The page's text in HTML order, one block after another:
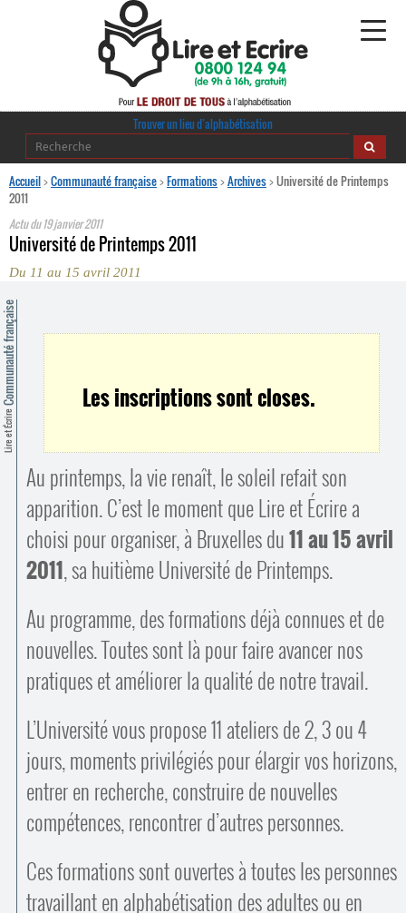
Alphabétisation
Bienvenue en Belgique
Contacts
Trouver un lieu d’alphabétisation
Trouver un lieu d’alphabétisation
Accueil>Communauté française>Formations>Archives>Université de Printemps
2011
Actu du19 janvier 2011
Université de Printemps 2011
Du 11 au 15 avril 2011
Lire et Écrire
Communauté française Les inscriptions sont closes.
Au printemps, la vie renaît, le soleil refait son
apparition. C’est le moment que Lire et Écrire a
choisi pour organiser, à Bruxelles du11 au 15 avril
2011, sa huitième Université de Printemps.
Au programme, des formations déjà connues et de
nouvelles. Toutes sont là pour faire avancer nos
pratiques et améliorer la qualité de notre travail.
L’Université vous propose 11 ateliers de 2, 3 ou 4
jours, moments privilégiés pour élargir vos horizons,
entrer en recherche, construire de nouvelles
compétences, rencontrer d’autres personnes.
Ces formations sont ouvertes à toutes les personnes
travaillant en alphabétisation des adultes ou en